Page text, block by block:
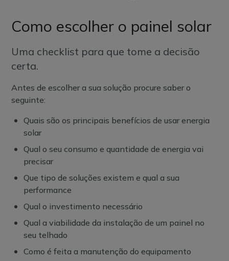
Como escolher o painel solar
Uma checklist para que tome a decisão
certa.
Antes de escolher a sua solução procure saber o
seguinte:
Quais são os principais benefícios de usar energia
solar
Qual o seu consumo e quantidade de energia vai
precisar
Que tipo de soluções existem e qual a sua
performance
Qual o investimento necessário
Qual a viabilidade da instalação de um painel no
seu telhado
Como é feita a manutenção do equipamento